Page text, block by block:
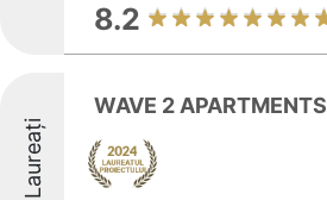
8.2
Laureați
WAVE 2 APARTMENTS